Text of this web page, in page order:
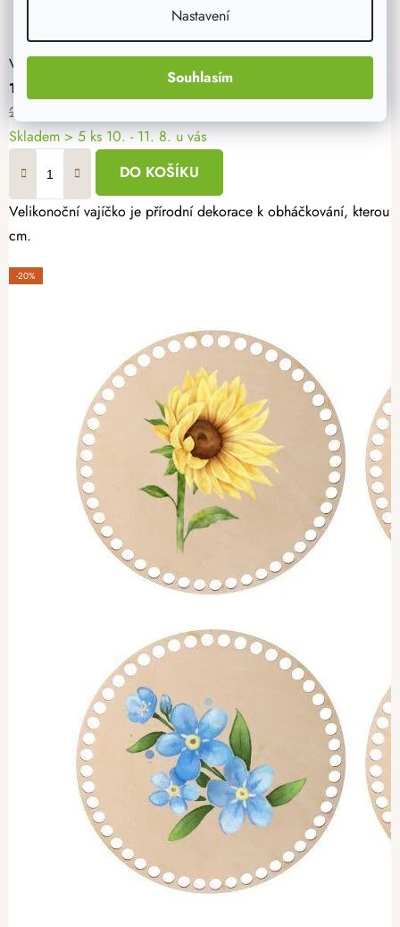
Nastavení
Souhlasím
Velikonoční kraslice k obháčkování - 6 ks
191 Kč
239 Kč
Skladem> 5 ks 10. - 11. 8. u vás
DO KOŠÍKU
Velikonoční vajíčko je přírodní dekorace k obháčkování, kterou
cm.
-20%